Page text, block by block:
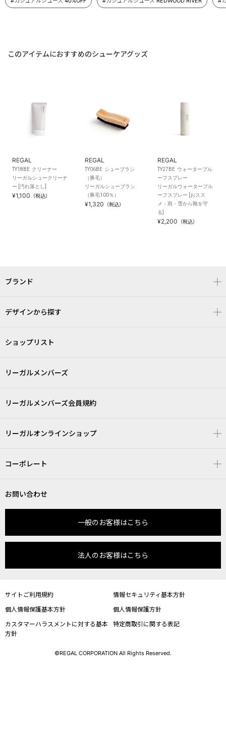
このアイテムにおすすめのシューケアグッズ
REGAL
TY18BE クリーナー
リーガルシュークリーナ
ー [汚れ落とし]
¥1,100 （税込）
REGAL
TY06BE シューブラシ
（豚毛）
リーガルシューブラシ
（豚毛100％）
¥1,320 （税込）
REGAL
TY27BE ウォータープル
ーフスプレー
リーガルウォータープル
ーフスプレー [おスス
メ：雨・雪から靴を守
る]
¥2,200 （税込）
ブランド
デザインから探す
ショップリスト
リーガルメンバーズ
リーガルメンバーズ会員規約
リーガルオンラインショップ
コーポレート
お問い合わせ
一般のお客様はこちら
法人のお客様はこちら
サイトご利用規約
情報セキュリティ基本方針
個人情報保護基本方針
個人情報保護方針
カスタマーハラスメントに対する基本
方針
特定商取引に関する表記
©REGAL CORPORATION All Rights Reserved.